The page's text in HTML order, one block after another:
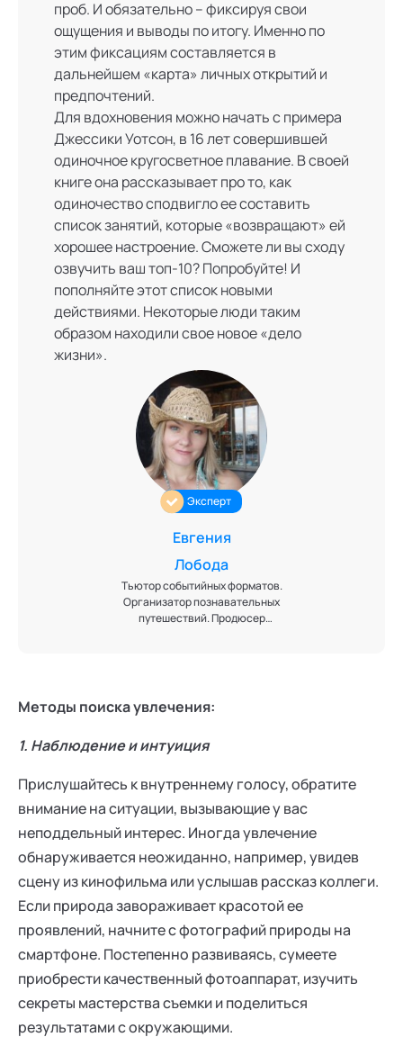
Эксперт
Евгения
Лобода
Тьютор событийных форматов.
Организатор познавательных
путешествий. Продюсер
проб. И обязательно – фиксируя свои
ощущения и выводы по итогу. Именно по
этим фиксациям составляется в
дальнейшем «карта» личных открытий и
предпочтений.
Для вдохновения можно начать с примера
Джессики Уотсон, в 16 лет совершившей
одиночное кругосветное плавание. В своей
книге она рассказывает про то, как
одиночество сподвигло ее составить
список занятий, которые «возвращают» ей
хорошее настроение. Сможете ли вы сходу
озвучить ваш топ-10? Попробуйте! И
пополняйте этот список новыми
действиями. Некоторые люди таким
образом находили свое новое «дело
жизни».
Методы поиска увлечения:
1. Наблюдение и интуиция
Прислушайтесь к внутреннему голосу, обратите
внимание на ситуации, вызывающие у вас
неподдельный интерес. Иногда увлечение
обнаруживается неожиданно, например, увидев
сцену из кинофильма или услышав рассказ коллеги.
Если природа завораживает красотой ее
проявлений, начните с фотографий природы на
смартфоне. Постепенно развиваясь, сумеете
приобрести качественный фотоаппарат, изучить
секреты мастерства съемки и поделиться
результатами с окружающими.